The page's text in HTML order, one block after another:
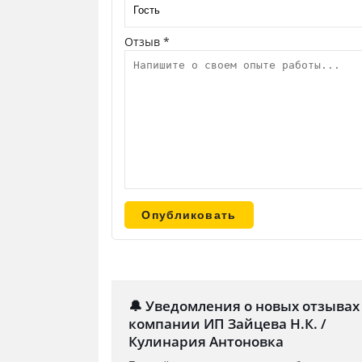
Отзыв *
🔔 Уведомления о новых отзывах
компании ИП Зайцева Н.К. /
Кулинария Антоновка